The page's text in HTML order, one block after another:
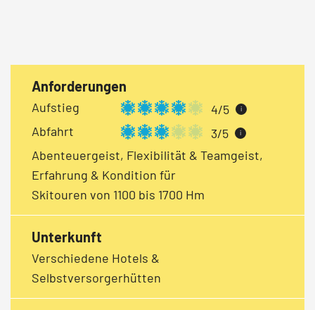
Anforderungen
Aufstieg 4/5 i
Abfahrt 3/5 i
Abenteuergeist, Flexibilität & Teamgeist,
Erfahrung & Kondition für
Skitouren von 1100 bis 1700 Hm
Unterkunft
Verschiedene Hotels &
Selbstversorgerhütten